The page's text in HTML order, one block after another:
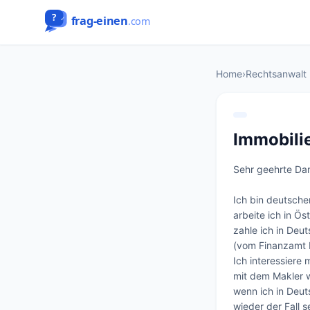
Home›Rechtsanwalt
Sehr geehrte
Ich bin
arbeite ich in
zahle ich in
(vom Finanzamt
Ich interessiere
mit dem Makler
wenn ich in
wieder der Fall